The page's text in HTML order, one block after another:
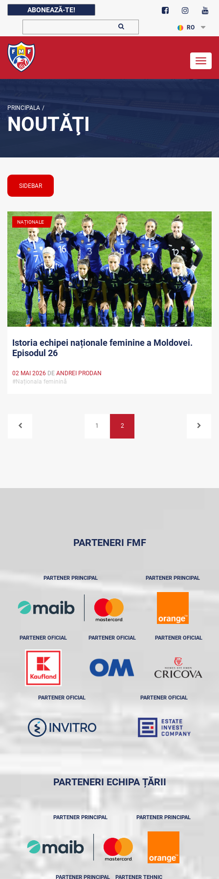
ABONEAZĂ-TE!
RO
PRINCIPALA /
NOUTĂŢI
SIDEBAR
NAȚIONALE
Istoria echipei naționale feminine a Moldovei.
Episodul 26
02 MAI 2026 DE ANDREI PRODAN
#Naționala feminină
1 2
PARTENERI FMF
PARTENER PRINCIPAL PARTENER PRINCIPAL
PARTENER OFICIAL PARTENER OFICIAL PARTENER OFICIAL
PARTENER OFICIAL PARTENER OFICIAL
PARTENERI ECHIPA ȚĂRII
PARTENER PRINCIPAL PARTENER PRINCIPAL
PARTENER PRINCIPAL PARTENER TEHNIC